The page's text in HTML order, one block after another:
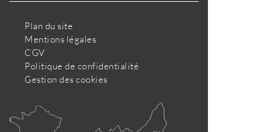
Plan du site
Mentions légales
CGV
Politique de confidentialité
Gestion des cookies